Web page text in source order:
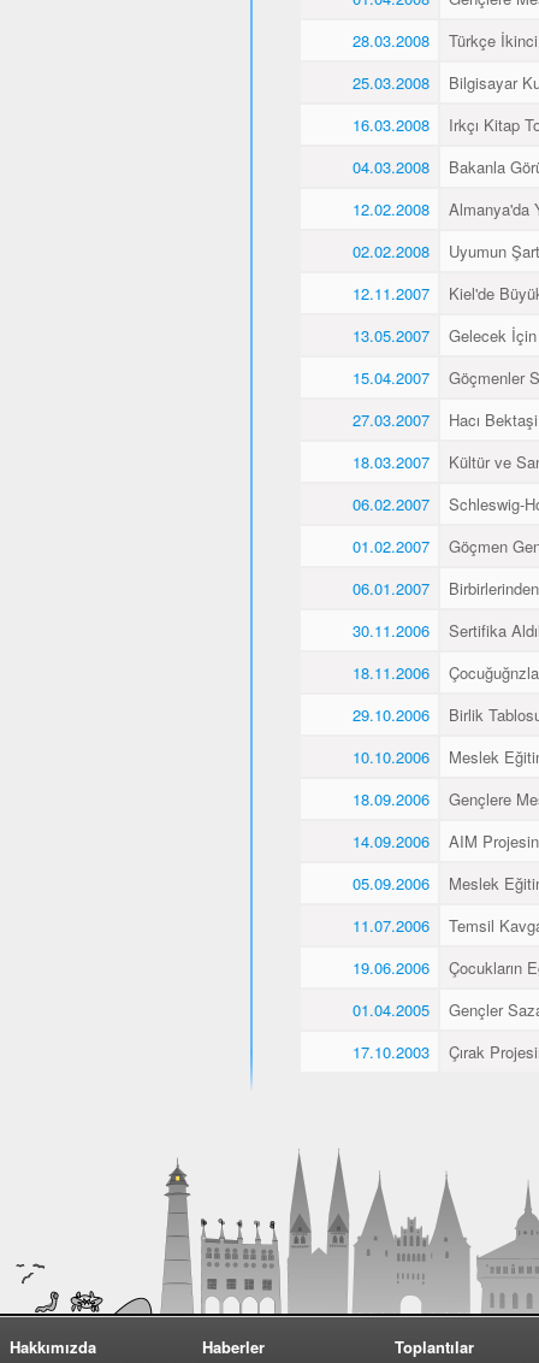
28.03.2008
Türkçe
25.03.2008
Bilgisayar
16.03.2008
Irkçı Kitap
04.03.2008
Bakanla
12.02.2008
Almanya'da
02.02.2008
Uyumun
12.11.2007
Kiel'de
13.05.2007
Gelecek
15.04.2007
Göçmenler
27.03.2007
Hacı
18.03.2007
Kültür ve
06.02.2007
Schleswig-
01.02.2007
Göçmen
06.01.2007
30.11.2006
Sertifika
18.11.2006
29.10.2006
Birlik
10.10.2006
Meslek
18.09.2006
Gençlere
14.09.2006
AIM
05.09.2006
Meslek
11.07.2006
Temsil
19.06.2006
Çocukların
01.04.2005
Gençler
17.10.2003
Çırak
Hakkımızda
Haberler
Toplantılar